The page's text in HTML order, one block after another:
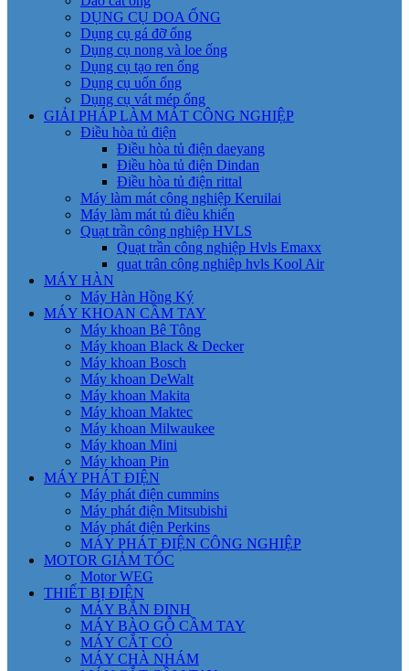
DỤNG CỤ DOA ỐNG
Dụng cụ gá đỡ ống
Dụng cụ nong và loe ống
Dụng cụ tạo ren ống
Dụng cụ uốn ống
Dụng cụ vát mép ống
GIẢI PHÁP LÀM MÁT CÔNG NGHIỆP
Điều hòa tủ điện
Điều hòa tủ điện daeyang
Điều hòa tủ điện Dindan
Điều hòa tủ điện rittal
Máy làm mát công nghiệp Keruilai
Máy làm mát tủ điều khiển
Quạt trần công nghiệp HVLS
Quạt trần công nghiệp Hvls Emaxx
quat trân công nghiêp hvls Kool Air
MÁY HÀN
Máy Hàn Hồng Ký
MÁY KHOAN CẦM TAY
Máy khoan Bê Tông
Máy khoan Black & Decker
Máy khoan Bosch
Máy khoan DeWalt
Máy khoan Makita
Máy khoan Maktec
Máy khoan Milwaukee
Máy khoan Mini
Máy khoan Pin
MÁY PHÁT ĐIỆN
Máy phát điện cummins
Máy phát điện Mitsubishi
Máy phát điện Perkins
MÁY PHÁT ĐIỆN CÔNG NGHIỆP
MOTOR GIẢM TỐC
Motor WEG
THIẾT BỊ ĐIỆN
MÁY BẮN ĐINH
MÁY BÀO GỖ CẦM TAY
MÁY CẮT CỎ
MÁY CHÀ NHÁM